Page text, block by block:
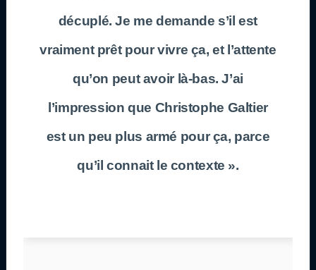
décuplé. Je me demande s’il est
vraiment prêt pour vivre ça, et l’attente
qu’on peut avoir là-bas. J’ai
l’impression que Christophe Galtier
est un peu plus armé pour ça, parce
qu’il connait le contexte ».